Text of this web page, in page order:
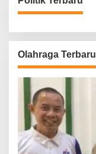
Olahraga Terbaru